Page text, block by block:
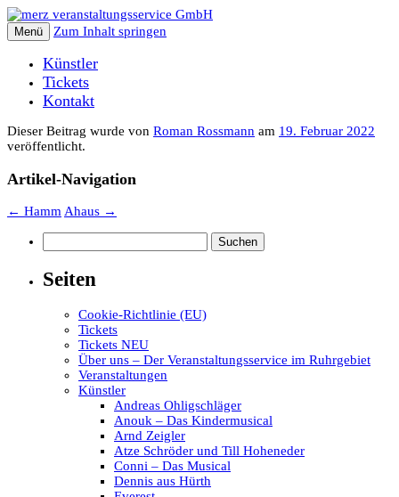
Menü Zum Inhalt springen
Künstler
Tickets
Kontakt
Dieser Beitrag wurde von Roman Rossmann am 19. Februar 2022
veröffentlicht.
Artikel-Navigation
← Hamm Ahaus →
nach:
Seiten
Cookie-Richtlinie (EU)
Tickets
Tickets NEU
Über uns – Der Veranstaltungsservice im Ruhrgebiet
Veranstaltungen
Künstler
Andreas Ohligschläger
Anouk – Das Kindermusical
Arnd Zeigler
Atze Schröder und Till Hoheneder
Conni – Das Musical
Dennis aus Hürth